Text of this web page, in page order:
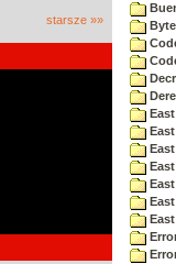
starsze »»